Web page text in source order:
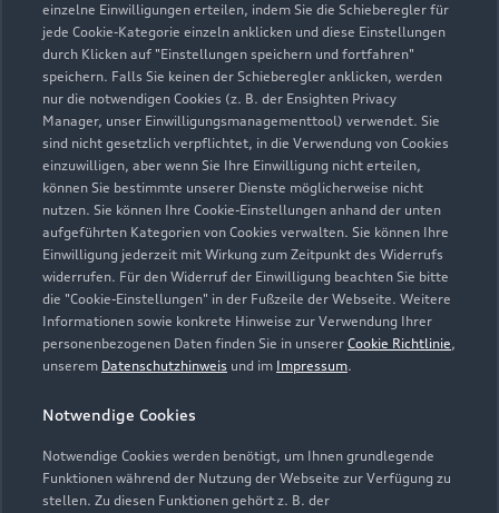
einzelne Einwilligungen erteilen, indem Sie die Schieberegler für
jede Cookie-Kategorie einzeln anklicken und diese Einstellungen
durch Klicken auf "Einstellungen speichern und fortfahren"
speichern. Falls Sie keinen der Schieberegler anklicken, werden
nur die notwendigen Cookies (z. B. der Ensighten Privacy
Manager, unser Einwilligungsmanagementtool) verwendet. Sie
sind nicht gesetzlich verpflichtet, in die Verwendung von Cookies
einzuwilligen, aber wenn Sie Ihre Einwilligung nicht erteilen,
können Sie bestimmte unserer Dienste möglicherweise nicht
nutzen. Sie können Ihre Cookie-Einstellungen anhand der unten
aufgeführten Kategorien von Cookies verwalten. Sie können Ihre
Einwilligung jederzeit mit Wirkung zum Zeitpunkt des Widerrufs
widerrufen. Für den Widerruf der Einwilligung beachten Sie bitte
die "Cookie-Einstellungen" in der Fußzeile der Webseite. Weitere
Informationen sowie konkrete Hinweise zur Verwendung Ihrer
personenbezogenen Daten finden Sie in unserer Cookie Richtlinie,
unserem Datenschutzhinweis und im Impressum.
Notwendige Cookies
Notwendige Cookies werden benötigt, um Ihnen grundlegende
Funktionen während der Nutzung der Webseite zur Verfügung zu
stellen. Zu diesen Funktionen gehört z. B. der
Teile- & Zubehörverkauf
Geöffnet bis15:30
Zur Reparatur